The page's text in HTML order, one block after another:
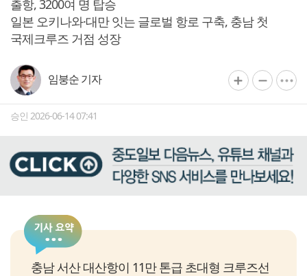
출항, 3200여 명 탑승
일본 오키나와·대만 잇는 글로벌 항로 구축, 충남 첫
국제크루즈 거점 성장
임붕순 기자
승인 2026-06-14 07:41
충남 서산 대산항이 11만 톤급 초대형 크루즈선